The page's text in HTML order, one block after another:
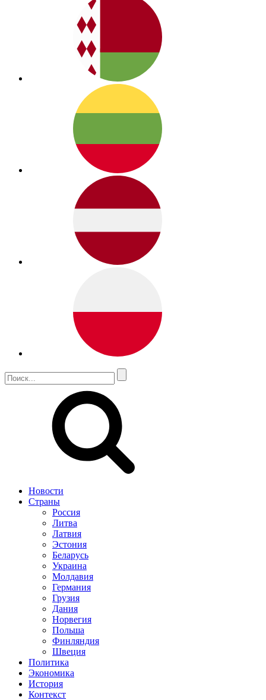
Новости
Страны
Россия
Литва
Латвия
Эстония
Беларусь
Украина
Молдавия
Германия
Грузия
Дания
Норвегия
Польша
Финляндия
Швеция
Политика
Экономика
История
Контекст